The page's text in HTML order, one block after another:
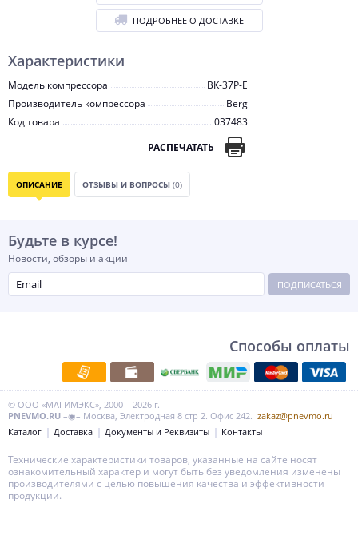
Характеристики
Модель компрессора
ВК-37Р-E
Производитель компрессора
Berg
Код товара
037483
РАСПЕЧАТАТЬ
ПОДРОБНЕЕ О ДОСТАВКЕ
ОПИСАНИЕ ОТЗЫВЫ И ВОПРОСЫ (0)
Будьте в курсе!
Новости, обзоры и акции
ПОДПИСАТЬСЯ
Способы оплаты
© ООО «МАГИМЭКС», 2000 – 2026 г.
PNEVMO.RU –◉– Москва, Электродная 8 стр 2. Офис 242. zakaz@pnevmo.ru
Каталог
Доставка Документы и Реквизиты Контакты
Технические характеристики товаров, указанные на сайте носят
ознакомительный характер и могут быть без уведомления изменены
производителями с целью повышения качества и эффективности
продукции.